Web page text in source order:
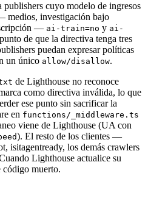
cuyo modelo de ingresos
medios, investigación bajo
— ai-train=no y ai-
de que la directiva tenga tres
puedan expresar políticas
un único allow/disallow.
de Lighthouse no reconoce
como directiva inválida, lo que
ese punto sin sacrificar la
en functions/_middleware.ts
viene de Lighthouse (UA con
). El resto de los clientes —
isitagentready, los demás crawlers
Lighthouse actualice su
código muerto.